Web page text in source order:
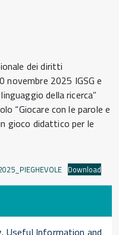
dei diritti
novembre 2025 IGSG e
della ricerca”
“Giocare con le parole e
gioco didattico per le
Download
Useful Information and